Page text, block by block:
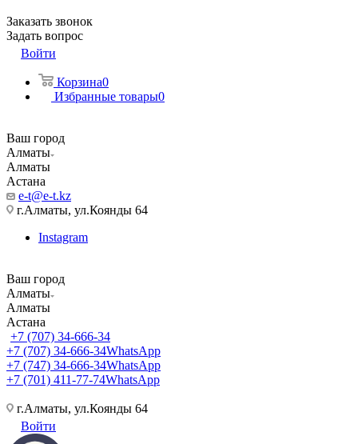
Заказать звонок
Задать вопрос
Войти
Корзина0
Избранные товары0
Ваш город
Алматы
Алматы
Астана
e-t@e-t.kz
г.Алматы, ул.Коянды 64
Instagram
Ваш город
Алматы
Алматы
Астана
+7 (707) 34-666-34
+7 (707) 34-666-34WhatsApp
+7 (747) 34-666-34WhatsApp
+7 (701) 411-77-74WhatsApp
г.Алматы, ул.Коянды 64
Войти